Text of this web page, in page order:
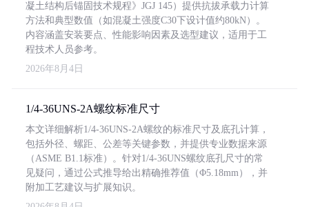
凝土结构后锚固技术规程》JGJ 145）提供抗拔承载力计算
方法和典型数值（如混凝土强度C30下设计值约80kN）。
内容涵盖安装要点、性能影响因素及选型建议，适用于工
程技术人员参考。
2026年8月4日
1/4-36UNS-2A螺纹标准尺寸
本文详细解析1/4-36UNS-2A螺纹的标准尺寸及底孔计算，
包括外径、螺距、公差等关键参数，并提供专业数据来源
（ASME B1.1标准）。针对1/4-36UNS螺纹底孔尺寸的常
见疑问，通过公式推导给出精确推荐值（Φ5.18mm），并
附加工艺建议与扩展知识。